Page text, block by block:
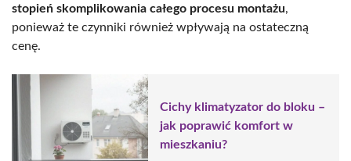
stopień skomplikowania całego procesu montażu,
ponieważ te czynniki również wpływają na ostateczną
cenę.
Cichy klimatyzator do bloku –
jak poprawić komfort w
mieszkaniu?